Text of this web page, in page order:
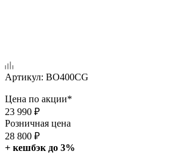
Артикул: BO400CG
Цена по акции*
23 990 ₽
Розничная цена
28 800 ₽
+ кешбэк до 3%